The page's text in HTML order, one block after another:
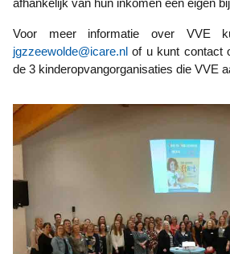
afhankelijk van hun inkomen een eigen
Voor meer informatie over VVE
jgzzeewolde@icare.nl of u kunt contact
de 3 kinderopvangorganisaties die VVE